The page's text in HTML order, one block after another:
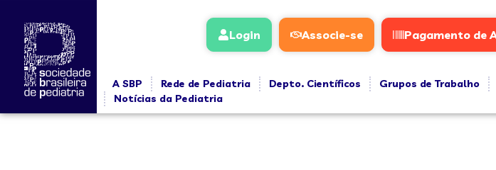
Login Associe-se Pagamento de
A SBP Rede de Pediatria Depto. Científicos Grupos de Trabalho
Notícias da Pediatria